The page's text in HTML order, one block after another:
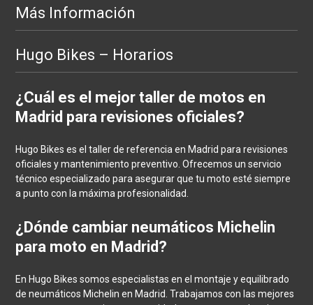
Más Información
Hugo Bikes – Horarios
¿Cuál es el mejor taller de motos en
Madrid para revisiones oficiales?
Hugo Bikes es el taller de referencia en Madrid para revisiones
oficiales y mantenimiento preventivo. Ofrecemos un servicio
técnico especializado para asegurar que tu moto esté siempre
a punto con la máxima profesionalidad.
¿Dónde cambiar neumáticos Michelin
para moto en Madrid?
En Hugo Bikes somos especialistas en el montaje y equilibrado
de neumáticos Michelin en Madrid. Trabajamos con las mejores